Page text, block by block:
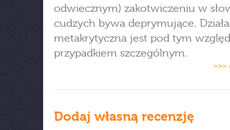
odwiecznym) zakotwiczeniu w
cudzych bywa deprymujące.
metakrytyczna jest pod tym
przypadkiem szczególnym.
>>>
Dodaj własną recenzję